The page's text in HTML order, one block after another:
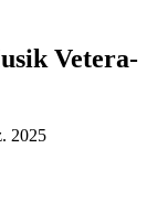
Vete­ra­
2025